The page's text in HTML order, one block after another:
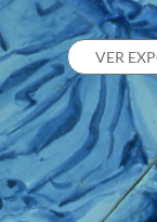
VER